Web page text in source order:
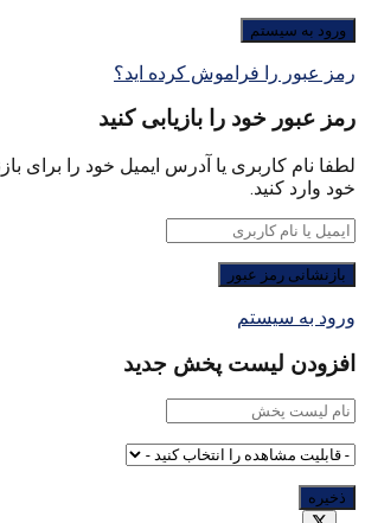
رمز عبور را فراموش کرده اید؟
رمز عبور خود را بازیابی کنید
لطفا نام کاربری یا آدرس ایمیل خود را برای
خود وارد کنید.
ورود به سیستم
افزودن لیست پخش جدید